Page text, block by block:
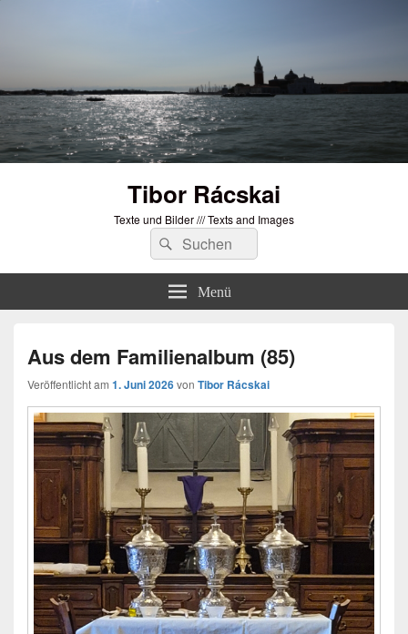
Tibor Rácskai
Texte und Bilder /// Texts and Images
Suchen
nach:
Suchen
Menü
Aus dem Familienalbum (85)
Veröffentlicht am 1. Juni 2026von Tibor Rácskai